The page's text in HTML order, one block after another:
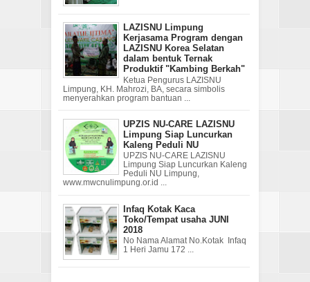
LAZISNU Limpung
Kerjasama Program dengan
LAZISNU Korea Selatan
dalam bentuk Ternak
Produktif "Kambing Berkah"
Ketua Pengurus LAZISNU
Limpung, KH. Mahrozi, BA, secara simbolis
menyerahkan program bantuan ...
UPZIS NU-CARE LAZISNU
Limpung Siap Luncurkan
Kaleng Peduli NU
UPZIS NU-CARE LAZISNU
Limpung Siap Luncurkan Kaleng
Peduli NU Limpung,
www.mwcnulimpung.or.id ...
Infaq Kotak Kaca
Toko/Tempat usaha JUNI
2018
No Nama Alamat No.Kotak Infaq
1 Heri Jamu 172 ...